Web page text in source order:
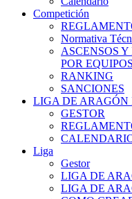
Competición
Normativa
ASCENSOS
POR
RANKING
SANCIONES
LIGA DE ARAGÓN
GESTOR
Liga
Gestor
LIGA DE
LIGA DE